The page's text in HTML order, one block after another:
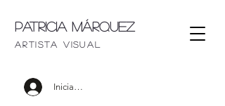
Patricia Márquez
artista visu al
Iniciar sesión